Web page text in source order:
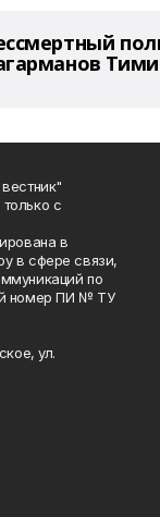
с
в
в сфере связи,
по
номер ПИ № ТУ
ул.